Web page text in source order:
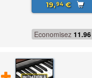
19,94€
Economisez 11.96